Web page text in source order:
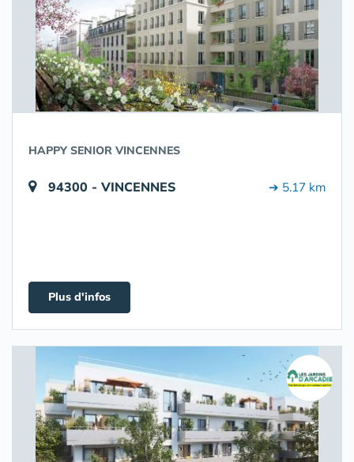
HAPPY SENIOR VINCENNES
94300 - VINCENNES ➔ 5.17 km
Plus d'infos